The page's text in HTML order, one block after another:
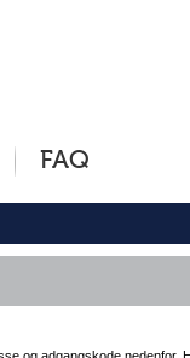
FAQ